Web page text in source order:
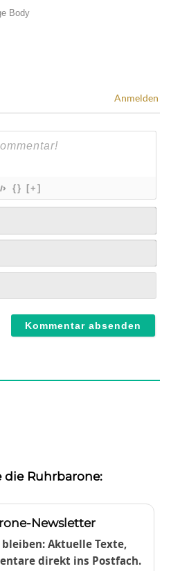
Anmelden
{} [+]
die Ruhrbarone:
Newsletter
Aktuelle Texte,
direkt ins Postfach.